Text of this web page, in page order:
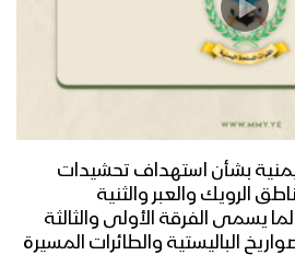
بشأن استهداف تحشيدات
الرويك والعبر والثنية
يسمى الفرقة الأولى والثالثة
الباليستية والطائرات المسيرة